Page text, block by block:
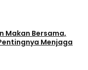
Makan Bersama,
Menjaga